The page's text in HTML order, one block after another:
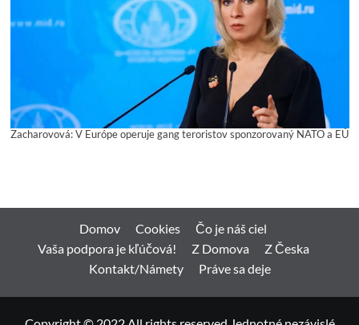
Zacharovová: V Európe operuje gang teroristov sponzorovaný NATO a EÚ
Domov Cookies
Čo je náš ciel
Vaša podpora je kľúčová!
Z Domova
Z Česka
Kontakt/Námety
Práve sa deje